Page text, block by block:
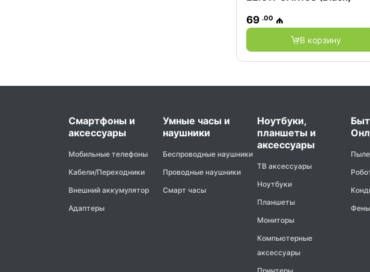
69 .00 ₼
В корзину
Смартфоны и
аксессуары
Мобильные телефоны
Кабели/Переходники
Внешний аккумулятор
Адаптеры
Умные часы и
наушники
Беспроводные наушники
Проводные наушники
Смарт часы
Ноутбуки,
планшеты и
аксессуары
ТВ аксессуары
Ноутбуки
Планшеты
Мониторы
Компьютерные
аксессуары
Фены